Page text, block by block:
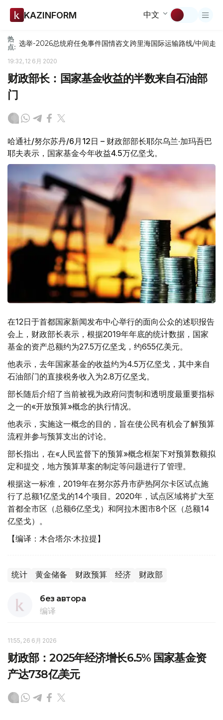
KAZINFORM 中文
热
点: 选举-2026总统府任免事件国情咨文跨里海国际运输路线/中间走廊
19:32, 12 6月 2020
财政部长：国家基金收益的半数来自石油部
门
哈通社/努尔苏丹/6月12日 – 财政部部长耶尔乌兰·加玛吾巴
耶夫表示，国家基金今年收益4.5万亿坚戈。
在12日于首都国家新闻发布中心举行的面向公众的述职报告
会上，财政部长表示，根据2019年年底的统计数据，国家
基金的资产总额约为27.5万亿坚戈，约655亿美元。
他表示，去年国家基金的收益约为4.5万亿坚戈，其中来自
石油部门的直接税务收入为2.8万亿坚戈。
部长随后介绍了当前被视为政府问责制和透明度最重要指标
之一的«开放预算»概念的执行情况。
他表示，实施这一概念的目的，旨在使公民有机会了解预算
流程并参与预算支出的讨论。
部长指出，在«人民监督下的预算»概念框架下对预算数额拟
定和提交，地方预算草案的制定等问题进行了管理。
根据这一标准，2019年在努尔苏丹市萨热阿尔卡区试点施
行了总额1亿坚戈的14个项目。2020年，试点区域将扩大至
首都全市区（总额6亿坚戈）和阿拉木图市8个区（总额14
亿坚戈）。
【编译：木合塔尔·木拉提】
统计 黄金储备 财政预算 经济 财政部
без автора
编译
11:55, 26 6月 2026
财政部：2025年经济增长6.5% 国家基金资
产达738亿美元